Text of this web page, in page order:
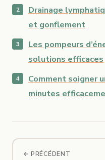
Drainage
et gonflement
Les pompeurs
solutions efficaces
Comment soigner
minutes
← PRÉCÉDENT